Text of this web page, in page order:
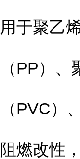
用于聚乙
（PP）
（PVC）
阻燃改性